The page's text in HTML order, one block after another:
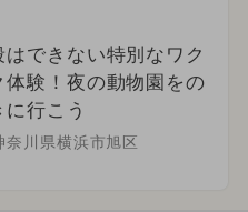
はできない特別なワク
体験！夜の動物園をの
に行こう
奈川県横浜市旭区